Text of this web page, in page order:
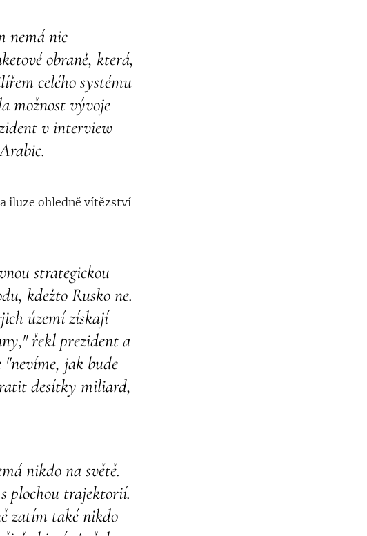
nemá nic
obraně, která,
celého systému
možnost vývoje
v interview
iluze ohledně vítězství
strategickou
kdežto Rusko ne.
území získají
řekl prezident a
jak bude
desítky miliard,
nikdo na světě.
plochou trajektorií.
zatím také nikdo